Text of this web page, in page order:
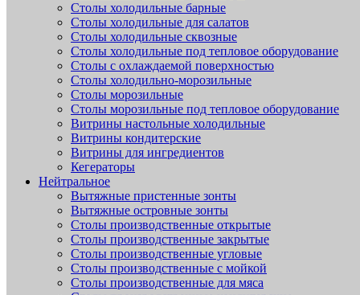
Столы холодильные барные
Столы холодильные для салатов
Столы холодильные сквозные
Столы холодильные под тепловое оборудование
Столы с охлаждаемой поверхностью
Столы холодильно-морозильные
Столы морозильные
Столы морозильные под тепловое оборудование
Витрины настольные холодильные
Витрины кондитерские
Витрины для ингредиентов
Кегераторы
Нейтральное
Вытяжные пристенные зонты
Вытяжные островные зонты
Столы производственные открытые
Столы производственные закрытые
Столы производственные угловые
Столы производственные с мойкой
Столы производственные для мяса